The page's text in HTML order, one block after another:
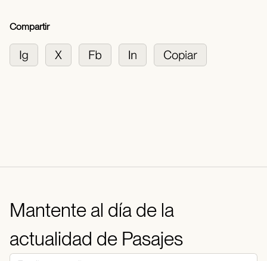
Compartir
Mantente al día de la
actualidad de Pasajes